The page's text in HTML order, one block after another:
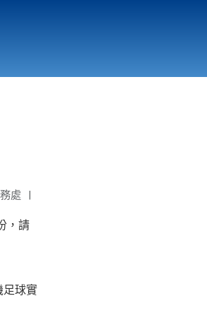
處 |
，請
足球實